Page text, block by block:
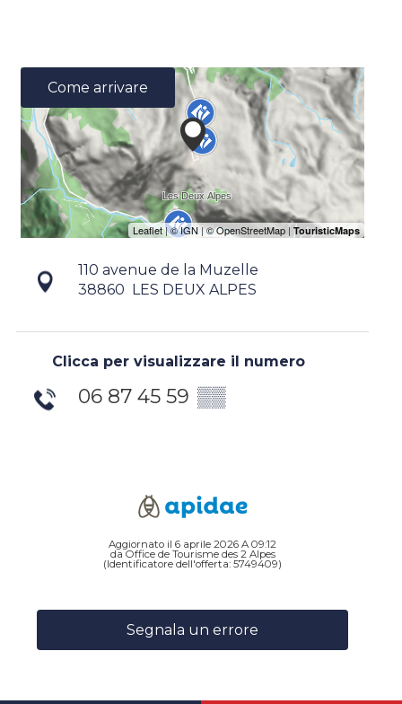
Come arrivare
110 avenue de la Muzelle
38860
LES DEUX ALPES
Clicca per visualizzare il numero
06 87 45 59 ▒▒
Aggiornato il 6 aprile 2026 A 09:12
da Office de Tourisme des 2 Alpes
(Identificatore dell'offerta: 5749409)
Segnala un errore